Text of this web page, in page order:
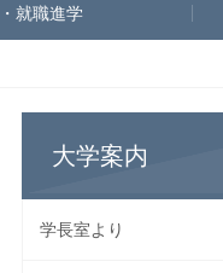
就職進学
大学案内
学長室より